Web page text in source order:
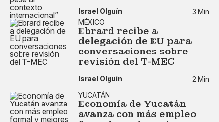
Israel Olguín
3 Min
MÉXICO
Ebrard recibe a
delegación de EU para
conversaciones sobre
revisión del T-MEC
Israel Olguín
2 Min
YUCATÁN
Economía de Yucatán
avanza con más empleo